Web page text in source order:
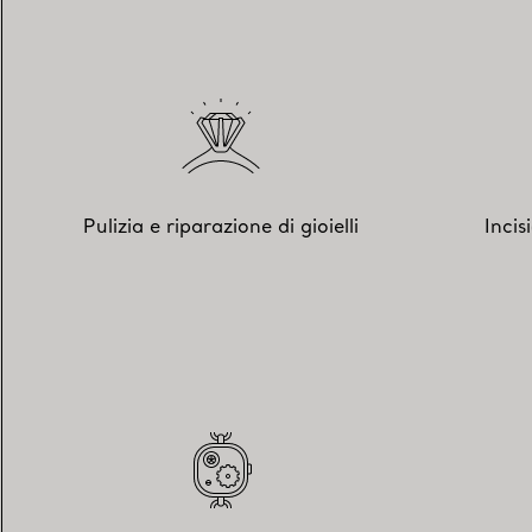
Pulizia e riparazione di gioielli